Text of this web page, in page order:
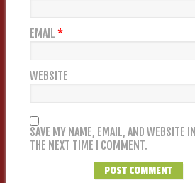
EMAIL *
WEBSITE
SAVE MY NAME, EMAIL, AND WEBSITE
THE NEXT TIME I COMMENT.